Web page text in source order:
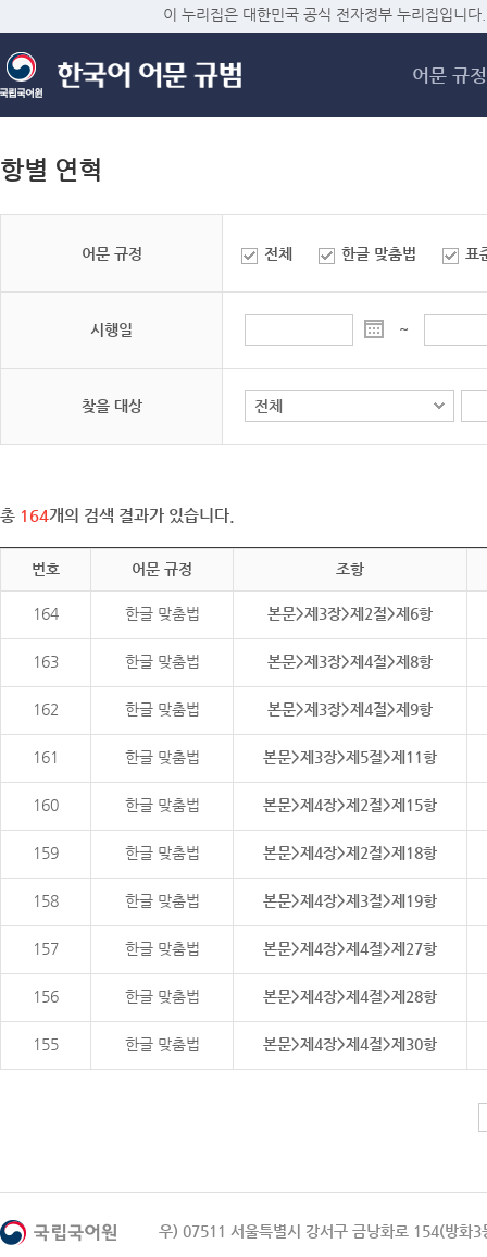
메
이 누리집은 대한민국 공식 전자정부 누리집입니다.
어문 규정
항별 연혁
어문 규정 전체 한글 맞춤법 표
시행일 ~
찾을 대상
총 164개의 검색 결과가 있습니다.
번호 어문 규정 조항
164 한글 맞춤법 본문>제3장>제2절>제6항
163 한글 맞춤법 본문>제3장>제4절>제8항
162 한글 맞춤법 본문>제3장>제4절>제9항
161 한글 맞춤법 본문>제3장>제5절>제11항
160 한글 맞춤법 본문>제4장>제2절>제15항
159 한글 맞춤법 본문>제4장>제2절>제18항
158 한글 맞춤법 본문>제4장>제3절>제19항
157 한글 맞춤법 본문>제4장>제4절>제27항
156 한글 맞춤법 본문>제4장>제4절>제28항
155 한글 맞춤법 본문>제4장>제4절>제30항
우) 07511 서울특별시 강서구 금낭화로 154(방화3